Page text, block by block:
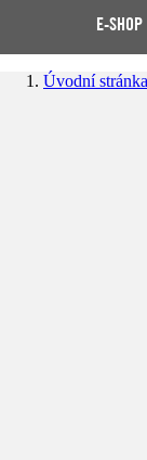
E-SHOP
Úvodní stránka